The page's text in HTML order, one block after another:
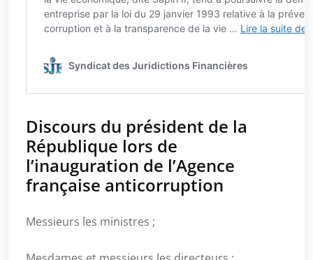
Discours du président de la
République lors de
l’inauguration de l’Agence
française anticorruption
Messieurs les ministres ;